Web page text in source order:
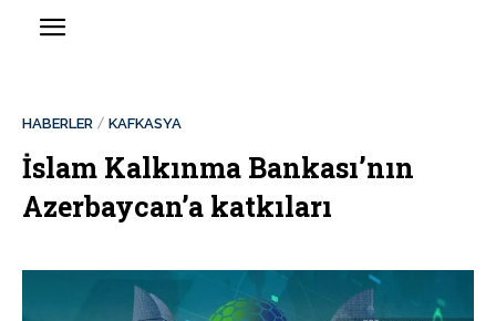
HABERLER KAFKASYA
İslam Kalkınma Bankası’nın
Azerbaycan’a katkıları